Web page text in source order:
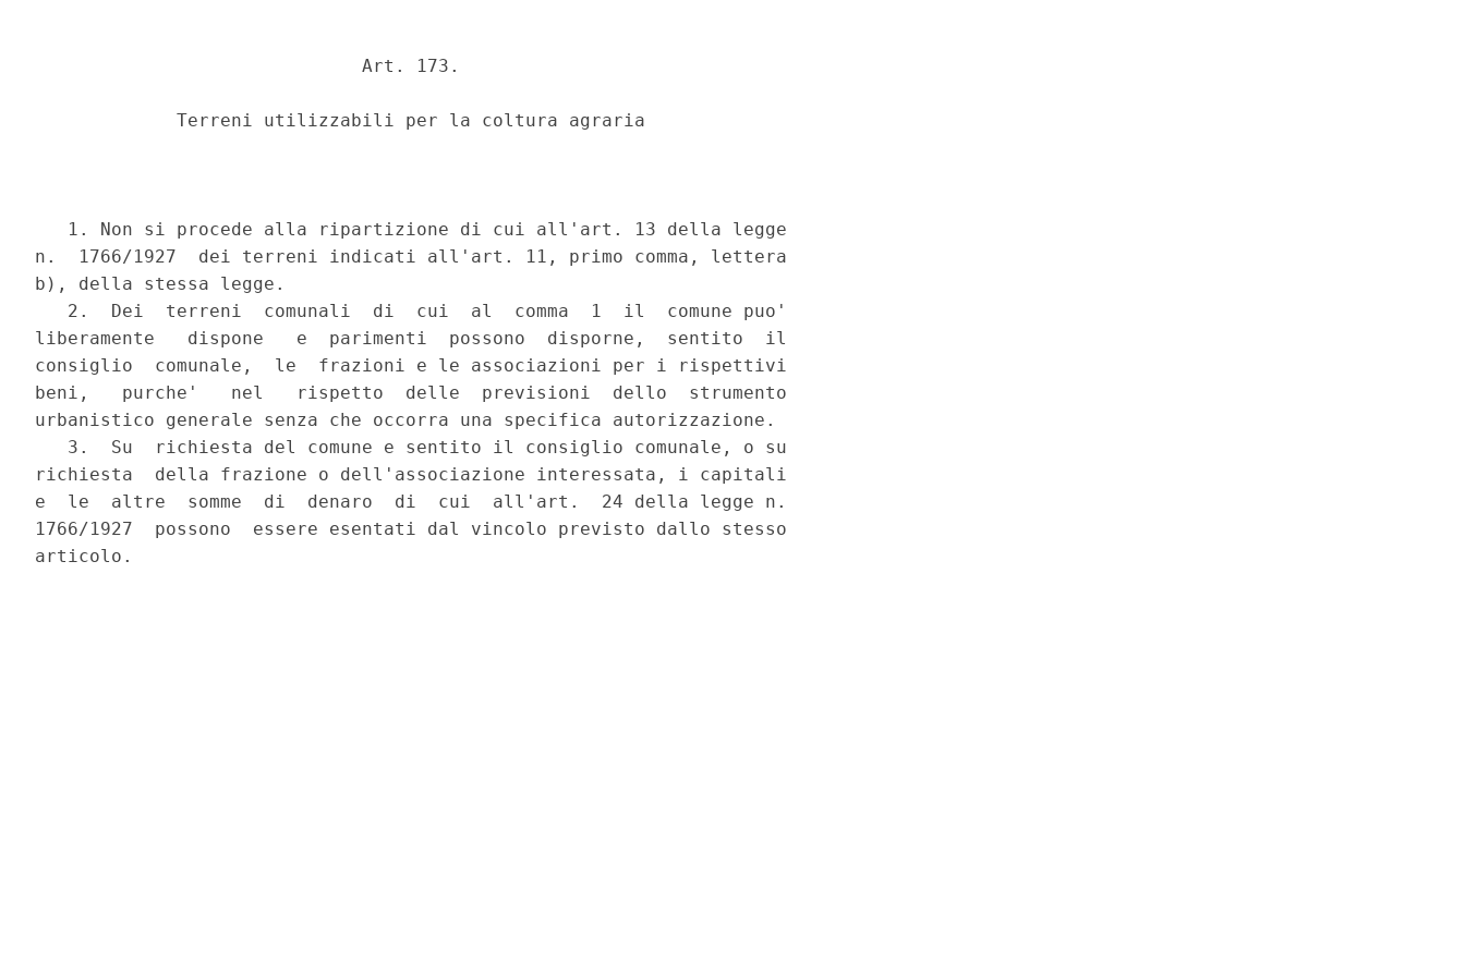
                              Art. 173.
             Terreni utilizzabili per la coltura agraria
   1. Non si procede alla ripartizione di cui all'art. 13 della legge
n.  1766/1927  dei terreni indicati all'art. 11, primo comma, lettera
b), della stessa legge.
   2.  Dei  terreni  comunali  di  cui  al  comma  1  il  comune puo'
liberamente   dispone   e  parimenti  possono  disporne,  sentito  il
consiglio  comunale,  le  frazioni e le associazioni per i rispettivi
beni,   purche'   nel   rispetto  delle  previsioni  dello  strumento
urbanistico generale senza che occorra una specifica autorizzazione.
   3.  Su  richiesta del comune e sentito il consiglio comunale, o su
richiesta  della frazione o dell'associazione interessata, i capitali
e  le  altre  somme  di  denaro  di  cui  all'art.  24 della legge n.
1766/1927  possono  essere esentati dal vincolo previsto dallo stesso